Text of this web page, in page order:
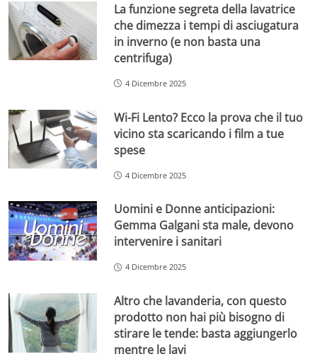
La funzione segreta della lavatrice
che dimezza i tempi di asciugatura
in inverno (e non basta una
centrifuga)
4 Dicembre 2025
Wi-Fi Lento? Ecco la prova che il tuo
vicino sta scaricando i film a tue
spese
4 Dicembre 2025
Uomini e Donne anticipazioni:
Gemma Galgani sta male, devono
intervenire i sanitari
4 Dicembre 2025
Altro che lavanderia, con questo
prodotto non hai più bisogno di
stirare le tende: basta aggiungerlo
mentre le lavi